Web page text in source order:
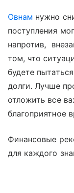
Овнам нужно
поступления
напротив,
том, что
будете
долги. Лучше
отложить все
благоприятное
Финансовые
для каждого